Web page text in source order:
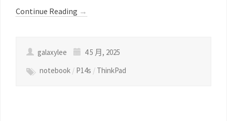
Continue Reading →
galaxylee
4 5 月, 2025
notebook / P14s / ThinkPad